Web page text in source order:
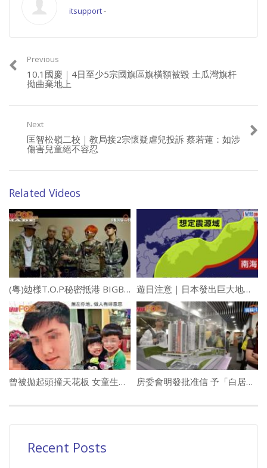
itsupport-
Previous
10.1國慶｜4日至少5宗國旗區旗橫額被毀 土瓜灣旗杆
拗曲棄地上
Next
匡智松嶺二校｜教局接2宗懷疑虐兒投訴 蔡若蓮：如涉
傷害兒童絕不容忍
Related Videos
(粵)攰樣T.O.P秘密抵港 BIGBANG年內出碟 遊日注意｜日本發出巨大地震預警 港府提醒計劃或已在當地港人提高警惕
曾被拋起頭撞天花板 女童生父繼母被控謀殺 房委會明發批准信 予「白居二」成功申請者
Recent Posts